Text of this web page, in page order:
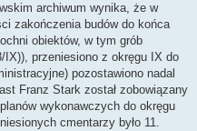
archiwum wynika, że w
zakończenia budów do końca
obiektów, w tym grób
IX)), przeniesiono z okręgu IX do
pozostawiono nadal
Franz Stark został zobowiązany
wykonawczych do okręgu
cmentarzy było 11.